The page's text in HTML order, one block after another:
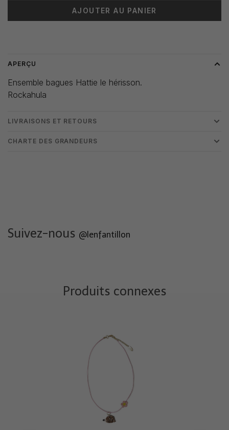
AJOUTER AU PANIER
APERÇU
Ensemble bagues Hattie le hérisson.
Rockahula
LIVRAISONS ET RETOURS
CHARTE DES GRANDEURS
Suivez-nous @lenfantillon
Produits connexes